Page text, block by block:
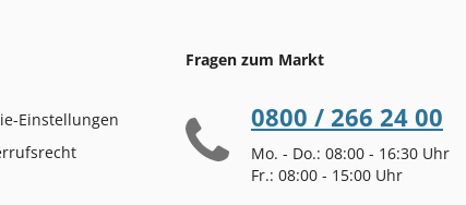
Einstellungen
Fragen zum Markt
0800 / 266 24 00
Mo. - Do.: 08:00 - 16:30 Uhr
Fr.: 08:00 - 15:00 Uhr